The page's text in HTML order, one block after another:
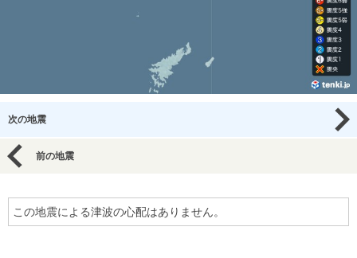
次の地震
前の地震
この地震による津波の心配はありません。